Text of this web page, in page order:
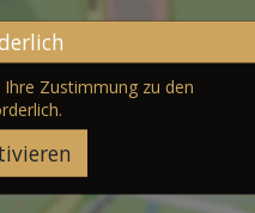
Zustimmung zu den